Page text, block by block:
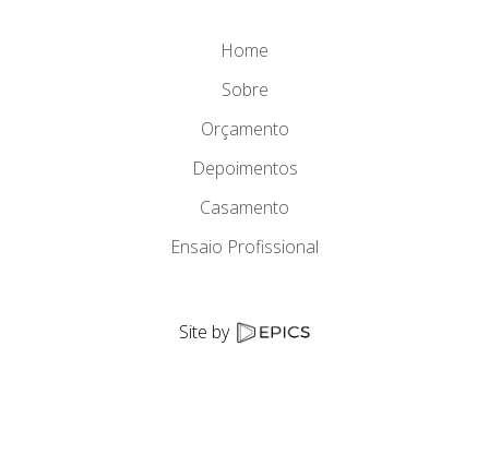
Home
Sobre
Orçamento
Depoimentos
Casamento
Ensaio Profissional
Site by